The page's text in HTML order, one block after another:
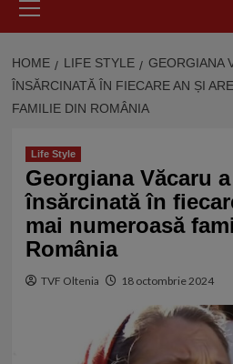
Menu
HOME LIFE STYLE
GEORGIANA
ÎNSĂRCINATĂ ÎN FIECARE AN ȘI
FAMILIE DIN ROMÂNIA
Life Style
Georgiana Văcaru
însărcinată în
mai numeroasă
România
TVF Oltenia 18 octombrie 2024